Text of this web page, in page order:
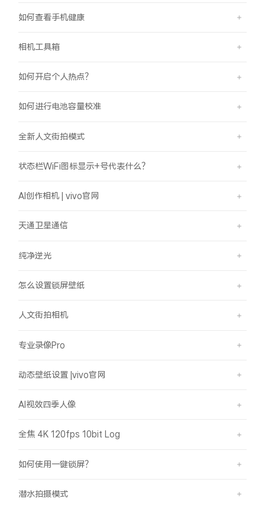
如何查看手机健康
相机工具箱
如何开启个人热点？
如何进行电池容量校准
全新人文街拍模式
状态栏WiFi图标显示+号代表什么？
AI创作相机 | vivo官网
天通卫星通信
纯净逆光
怎么设置锁屏壁纸
人文街拍相机
专业录像Pro
动态壁纸设置 |vivo官网
AI视效四季人像
全焦 4K 120fps 10bit Log
如何使用一键锁屏？
潜水拍摄模式